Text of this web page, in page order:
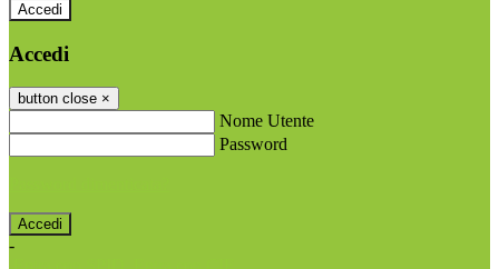
Accedi
Accedi
button close ×
Nome Utente
Password
-